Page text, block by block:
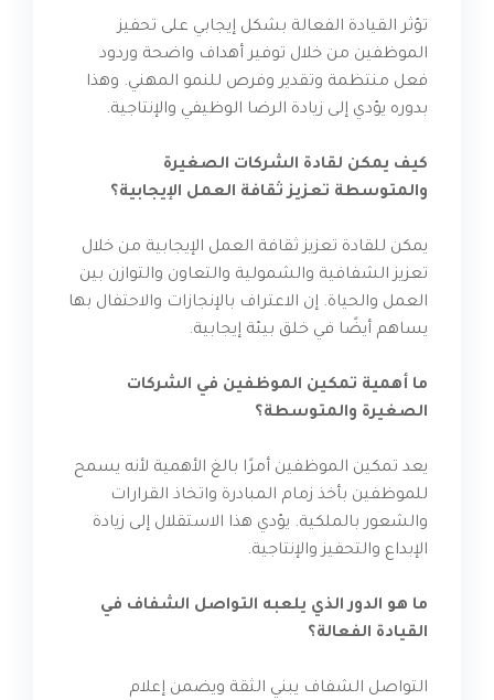
تؤثر القيادة الفعالة بشكل إيجابي على تحفيز
الموظفين من خلال توفير أهداف واضحة وردود
فعل منتظمة وتقدير وفرص للنمو المهني. وهذا
بدوره يؤدي إلى زيادة الرضا الوظيفي والإنتاجية.
كيف يمكن لقادة الشركات الصغيرة
والمتوسطة تعزيز ثقافة العمل الإيجابية؟
يمكن للقادة تعزيز ثقافة العمل الإيجابية من خلال
تعزيز الشفافية والشمولية والتعاون والتوازن بين
العمل والحياة. إن الاعتراف بالإنجازات والاحتفال بها
يساهم أيضًا في خلق بيئة إيجابية.
ما أهمية تمكين الموظفين في الشركات
الصغيرة والمتوسطة؟
يعد تمكين الموظفين أمرًا بالغ الأهمية لأنه يسمح
للموظفين بأخذ زمام المبادرة واتخاذ القرارات
والشعور بالملكية. يؤدي هذا الاستقلال إلى زيادة
الإبداع والتحفيز والإنتاجية.
ما هو الدور الذي يلعبه التواصل الشفاف في
القيادة الفعالة؟
التواصل الشفاف يبني الثقة ويضمن إعلام